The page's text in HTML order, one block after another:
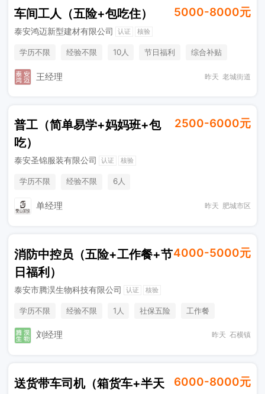
车间工人（五险+包吃住） 5000-8000元
泰安鸿迈新型建材有限公司 认证 核验
学历不限 经验不限 10人 节日福利
综合补贴
奖励计划
王经理 昨天 老城街道
普工（简单易学+妈妈班+包
吃）
2500-6000元
泰安圣锦服装有限公司 认证 核验
学历不限 经验不限 6人
单经理 昨天 肥城市区
消防中控员（五险+工作餐+节
日福利）
4000-5000元
泰安市腾淏生物科技有限公司 认证 核验
学历不限 经验不限 1人 社保五险
工作餐
节日福利
刘经理 昨天 石横镇
送货带车司机（箱货车+半天
6000-8000元